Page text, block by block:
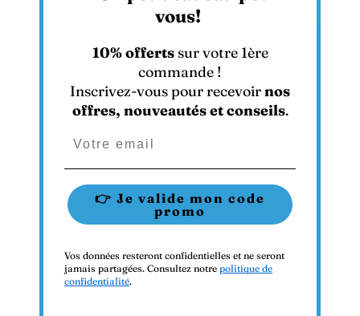
vous!
10% offertssur votre 1ère
commande !
Inscrivez-vous pour recevoirnos
offres, nouveautés et conseils.
👉 Je valide mon code
promo
Vos données resteront confidentielles et ne seront
jamais partagées. Consultez notre politique de
confidentialité.